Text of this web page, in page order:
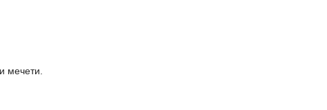
мечети.